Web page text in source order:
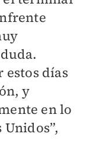
estos días
y
en lo
Unidos”,